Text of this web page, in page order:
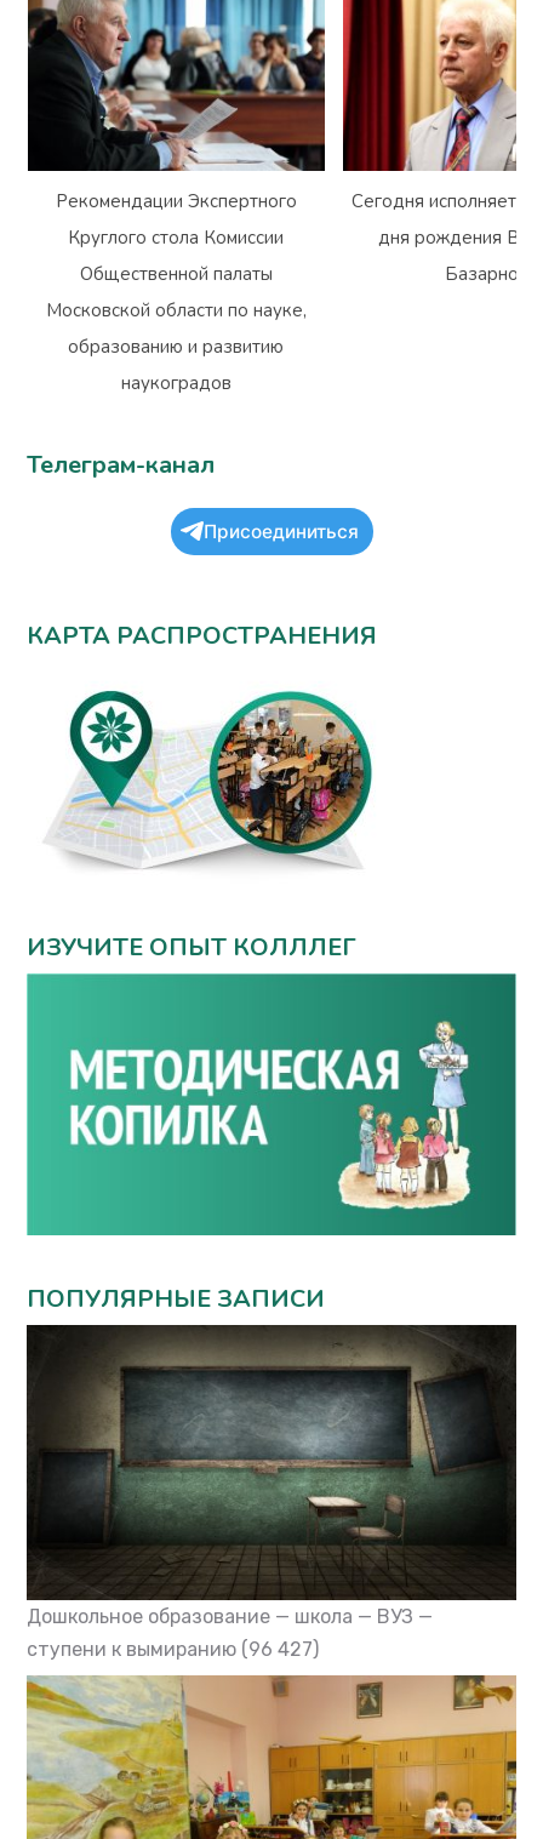
Рекомендации Экспертного
Круглого стола Комиссии
Общественной палаты
Московской области по науке,
образованию и развитию
наукоградов
Сегодня исполняется
дня рождения
Базарного
Телеграм-канал
Присоединиться
КАРТА РАСПРОСТРАНЕНИЯ
ИЗУЧИТЕ ОПЫТ КОЛЛЛЕГ
ПОПУЛЯРНЫЕ ЗАПИСИ
Дошкольное образование — школа — ВУЗ —
ступени к вымиранию (96 427)